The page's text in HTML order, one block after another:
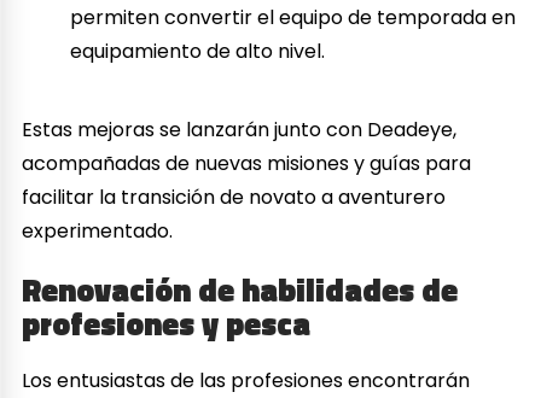
permiten convertir el equipo de temporada en
equipamiento de alto nivel.
Estas mejoras se lanzarán junto con Deadeye,
acompañadas de nuevas misiones y guías para
facilitar la transición de novato a aventurero
experimentado.
Renovación de habilidades de
profesiones y pesca
Los entusiastas de las profesiones encontrarán